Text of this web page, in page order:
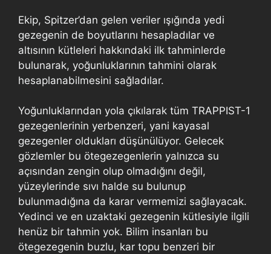
Ekip, Spitzer’dan gelen veriler ışığında yedi
gezegenin de boyutlarını hesapladılar ve
altısının kütleleri hakkındaki ilk tahminlerde
bulunarak, yoğunluklarının tahmini olarak
hesaplanabilmesini sağladılar.
Yoğunluklarından yola çıkılarak tüm TRAPPIST-1
gezegenlerinin yerbenzeri, yani kayasal
gezegenler oldukları düşünülüyor. Gelecek
gözlemler bu ötegezegenlerin yalnızca su
açısından zengin olup olmadığını değil,
yüzeylerinde sıvı halde su bulunup
bulunmadığına da karar vermemizi sağlayacak.
Yedinci ve en uzaktaki gezegenin kütlesiyle ilgili
henüz bir tahmin yok. Bilim insanları bu
ötegezegenin buzlu, kar topu benzeri bir